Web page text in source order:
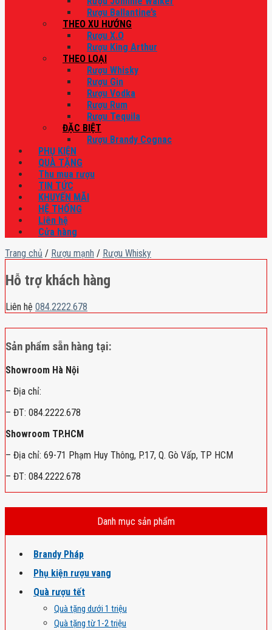
Rượu Ballantine’s
THEO XU HƯỚNG
Rượu X.O
Rượu King Arthur
THEO LOẠI
Rượu Whisky
Rượu Gin
Rượu Vodka
Rượu Rum
Rượu Tequila
ĐẶC BIỆT
Rượu Brandy Cognac
PHỤ KIỆN
QUÀ TẶNG
Thu mua rượu
TIN TỨC
KHUYẾN MÃI
HỆ THỐNG
Liên hệ
Cửa hàng
Trang chủ / Rượu mạnh / Rượu Whisky
Hỗ trợ khách hàng
Liên hệ 084.2222.678
Sản phẩm sẵn hàng tại:
Showroom Hà Nội
– Địa chỉ:
– ĐT: 084.2222.678
Showroom TP.HCM
– Địa chỉ: 69-71 Phạm Huy Thông, P.17, Q. Gò Vấp, TP HCM
– ĐT: 084.2222.678
Danh mục sản phẩm
Brandy Pháp
Phụ kiện rượu vang
Quà rượu tết
Quà tặng dưới 1 triệu
Quà tặng từ 1-2 triệu